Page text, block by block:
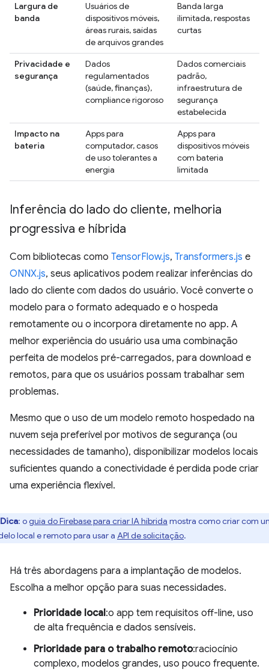
Largura de
banda
Usuários de
dispositivos móveis,
áreas rurais, saídas
de arquivos grandes
Banda larga
ilimitada, respostas
curtas
Privacidade e
segurança
Dados
regulamentados
(saúde, finanças),
compliance rigoroso
Dados comerciais
padrão,
infraestrutura de
segurança
estabelecida
Impacto na
bateria
Apps para
computador, casos
de uso tolerantes a
energia
Apps para
dispositivos móveis
com bateria
limitada
Inferência do lado do cliente, melhoria
progressiva e híbrida
Com bibliotecas como TensorFlow.js, Transformers.js e
ONNX.js, seus aplicativos podem realizar inferências do
lado do cliente com dados do usuário. Você converte o
modelo para o formato adequado e o hospeda
remotamente ou o incorpora diretamente no app. A
melhor experiência do usuário usa uma combinação
perfeita de modelos pré-carregados, para download e
remotos, para que os usuários possam trabalhar sem
problemas.
Mesmo que o uso de um modelo remoto hospedado na
nuvem seja preferível por motivos de segurança (ou
necessidades de tamanho), disponibilizar modelos locais
suficientes quando a conectividade é perdida pode criar
uma experiência flexível.
Dica: oguia do Firebase para criar IA híbrida mostra como criar com
local e remoto para usar a API de solicitação.
Há três abordagens para a implantação de modelos.
Escolha a melhor opção para suas necessidades.
Prioridade local:o app tem requisitos off-line, uso
de alta frequência e dados sensíveis.
Prioridade para o trabalho remoto:raciocínio
complexo, modelos grandes, uso pouco frequente.